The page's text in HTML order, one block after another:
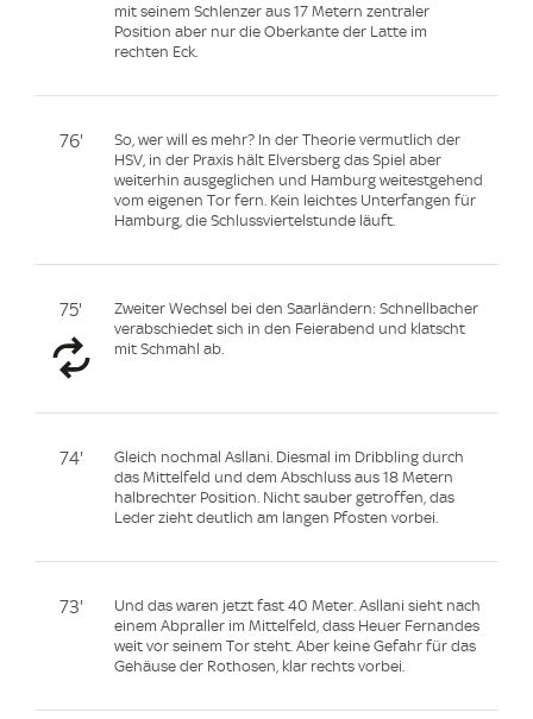
mit seinem Schlenzer aus 17 Metern zentraler
Position aber nur die Oberkante der Latte im
rechten Eck.
76'
So, wer will es mehr? In der Theorie vermutlich der
HSV, in der Praxis hält Elversberg das Spiel aber
weiterhin ausgeglichen und Hamburg weitestgehend
vom eigenen Tor fern. Kein leichtes Unterfangen für
Hamburg, die Schlussviertelstunde läuft.
75'
Zweiter Wechsel bei den Saarländern: Schnellbacher
verabschiedet sich in den Feierabend und klatscht
mit Schmahl ab.
74'
Gleich nochmal Asllani. Diesmal im Dribbling durch
das Mittelfeld und dem Abschluss aus 18 Metern
halbrechter Position. Nicht sauber getroffen, das
Leder zieht deutlich am langen Pfosten vorbei.
73'
Und das waren jetzt fast 40 Meter. Asllani sieht nach
einem Abpraller im Mittelfeld, dass Heuer Fernandes
weit vor seinem Tor steht. Aber keine Gefahr für das
Gehäuse der Rothosen, klar rechts vorbei.